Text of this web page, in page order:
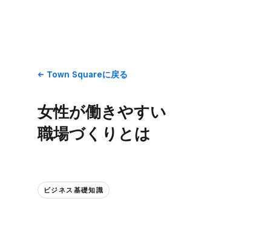
Town Squareに​戻る
女性が​働きやすい​
職場づくりとは
ビジネス基礎知識